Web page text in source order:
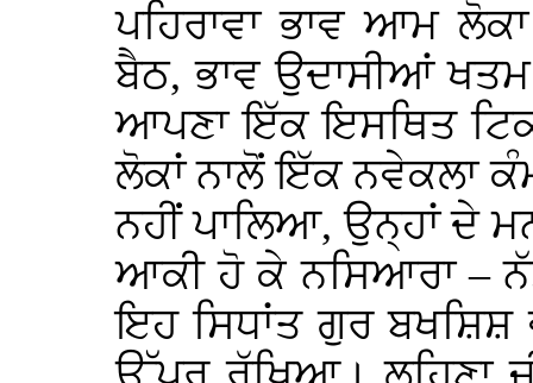
ਪਹਿਰਾਵਾ ਭਾਵ ਆਮ
ਬੈਠ, ਭਾਵ ਉਦਾਸੀਆਂ
ਆਪਣਾ ਇੱਕ ਇਸਥਿਤ
ਲੋਕਾਂ ਨਾਲੋਂ ਇੱਕ ਨਵੇਕਲਾ
ਨਹੀਂ ਪਾਲਿਆ, ਉਨ੍ਹਾਂ ਦੇ
ਆਕੀ ਹੋ ਕੇ ਨਸਿਆਰਾ –
ਇਹ ਸਿਧਾਂਤ ਗੁਰ ਬਖਸ਼ਿਸ਼